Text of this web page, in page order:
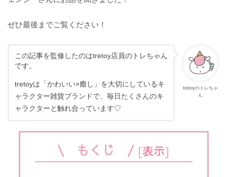
ぜひ最後までご覧ください！
tretoyのトレちゃ
ん
この記事を監修したのはtretoy店員のトレちゃん
です。
tretoyは「かわいい×癒し」を大切にしているキ
ャラクター雑貨ブランドで、毎日たくさんのキ
ャラクターと触れ合っています♡
\ もくじ / [表示]